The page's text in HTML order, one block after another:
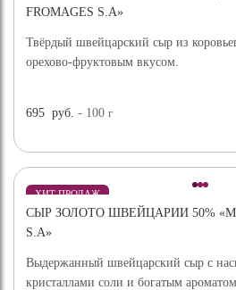
FROMAGES S.A»
Твёрдый швейцарский сыр из
орехово-фруктовым вкусом.
695 руб. - 100г
ХИТ ПРОДАЖ
СЫР ЗОЛОТО ШВЕЙЦАРИИ 50%
S.A»
Выдержанный швейцарский сыр с
кристаллами соли и богатым ароматом.